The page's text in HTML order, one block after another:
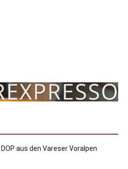
aus den Vareser Voralpen